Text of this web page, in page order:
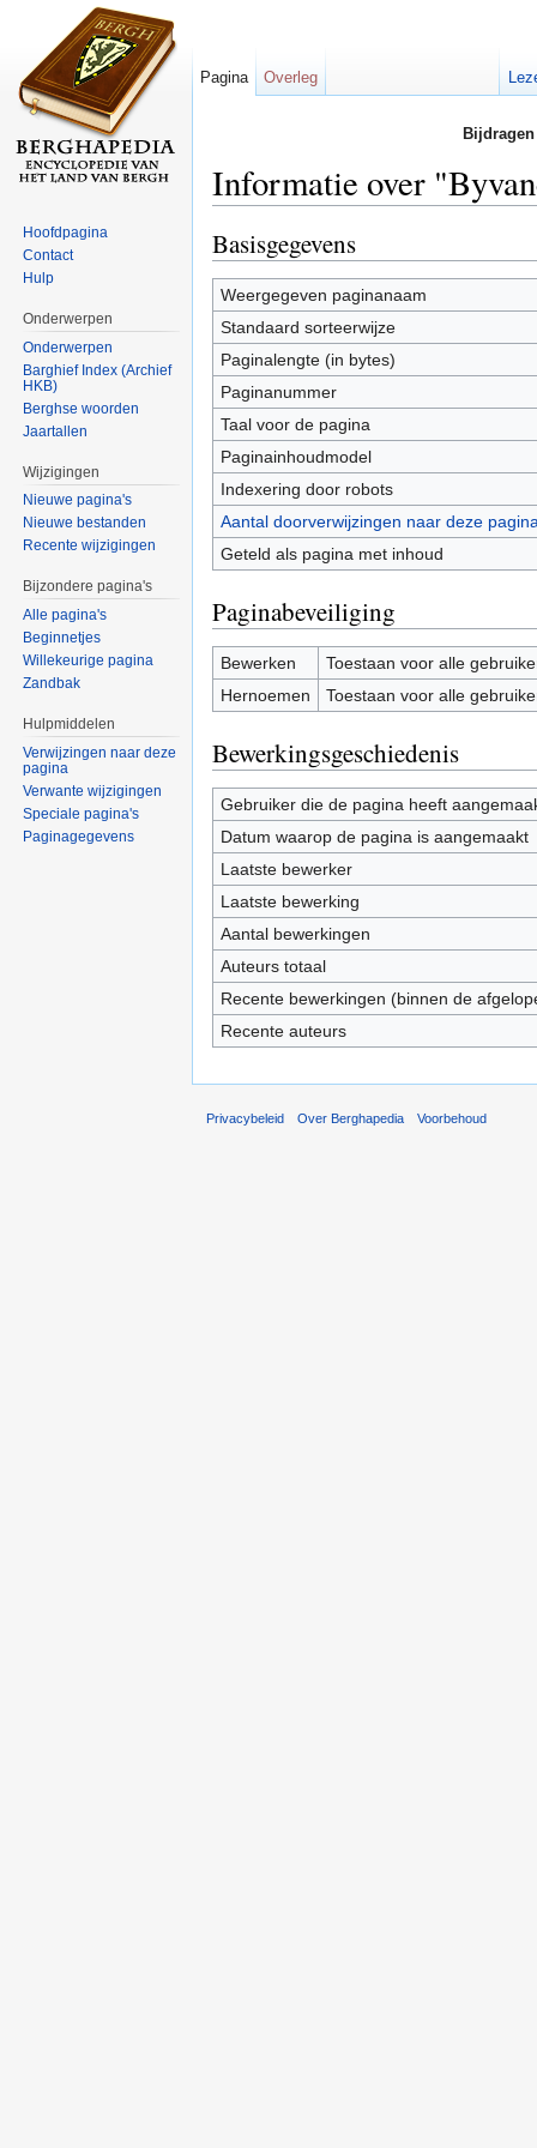
Informatie over
Basisgegevens
Weergegeven paginanaam
Standaard sorteerwijze
Paginalengte (in bytes)
Paginanummer
Taal voor de pagina
Paginainhoudmodel
Indexering door robots
Aantal doorverwijzingen naar deze
Geteld als pagina met inhoud
Paginabeveiliging
Bewerken
Toestaan voor alle
Hernoemen
Toestaan voor alle
Bewerkingsgeschiedenis
Gebruiker die de pagina heeft
Datum waarop de pagina is aangemaakt
Laatste bewerker
Laatste bewerking
Aantal bewerkingen
Auteurs totaal
Recente bewerkingen (binnen de
Recente auteurs
Pagina Overleg
Hoofdpagina
Contact
Hulp
Onderwerpen
Onderwerpen
Barghief Index (Archief
HKB)
Berghse woorden
Jaartallen
Wijzigingen
Nieuwe pagina's
Nieuwe bestanden
Recente wijzigingen
Bijzondere pagina's
Alle pagina's
Beginnetjes
Willekeurige pagina
Zandbak
Hulpmiddelen
Verwijzingen naar deze
pagina
Verwante wijzigingen
Speciale pagina's
Paginagegevens
Privacybeleid Over Berghapedia Voorbehoud